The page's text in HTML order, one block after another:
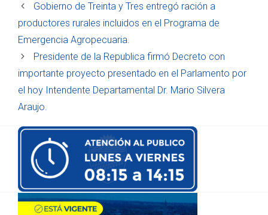
Gobierno de Treinta y Tres entregó ración a
productores rurales incluidos en el Programa de
Emergencia Agropecuaria.
Presidente de la Republica firmó Decreto con
importante proyecto presentado en el Parlamento por
el hoy Intendente Departamental Dr. Mario Silvera
Araujo.